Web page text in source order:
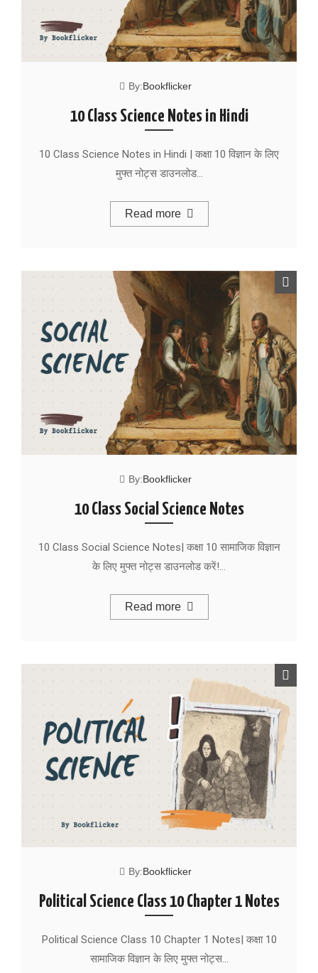
By:Bookflicker
10 Class Science Notes in Hindi
10 Class Science Notes in Hindi | कक्षा 10 विज्ञान के लिए
मुफ्त नोट्स डाउनलोड…
Read more
By:Bookflicker
10 Class Social Science Notes
10 Class Social Science Notes| कक्षा 10 सामाजिक विज्ञान
के लिए मुफ्त नोट्स डाउनलोड करें!…
Read more
By:Bookflicker
Political Science Class 10 Chapter 1 Notes
Political Science Class 10 Chapter 1 Notes| कक्षा 10
सामाजिक विज्ञान के लिए मुफ्त नोट्स…